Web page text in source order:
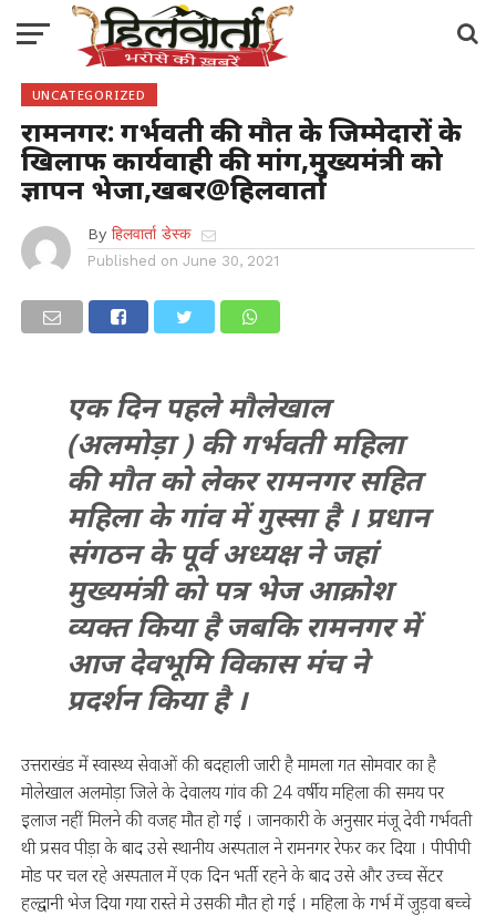
UNCATEGORIZED
रामनगर: गर्भवती की मौत के जिम्मेदारों के
खिलाफ कार्यवाही की मांग,मुख्यमंत्री को
ज्ञापन भेजा,खबर@हिलवार्ता
By हिलवार्ता डेस्क
Published on June 30, 2021
एक दिन पहले मौलेखाल
(अलमोड़ा ) की गर्भवती महिला
की मौत को लेकर रामनगर सहित
महिला के गांव में गुस्सा है । प्रधान
संगठन के पूर्व अध्यक्ष ने जहां
मुख्यमंत्री को पत्र भेज आक्रोश
व्यक्त किया है जबकि रामनगर में
आज देवभूमि विकास मंच ने
प्रदर्शन किया है ।
उत्तराखंड में स्वास्थ्य सेवाओं की बदहाली जारी है मामला गत सोमवार का है
मोलेखाल अलमोड़ा जिले के देवालय गांव की 24 वर्षीय महिला की समय पर
इलाज नहीं मिलने की वजह मौत हो गई । जानकारी के अनुसार मंजू देवी गर्भवती
थी प्रसव पीड़ा के बाद उसे स्थानीय अस्पताल ने रामनगर रेफर कर दिया । पीपीपी
मोड पर चल रहे अस्पताल में एक दिन भर्ती रहने के बाद उसे और उच्च सेंटर
हल्द्वानी भेज दिया गया रास्ते मे उसकी मौत हो गई । महिला के गर्भ में जुड़वा बच्चे